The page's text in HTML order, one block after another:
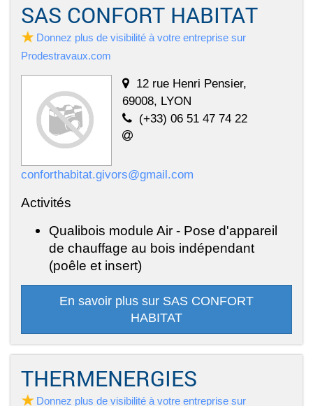
SAS CONFORT HABITAT
Donnez plus de visibilité à votre entreprise sur
Prodestravaux.com
12 rue Henri Pensier,
69008, LYON
(+33) 06 51 47 74 22
conforthabitat.givors@gmail.com
Activités
Qualibois module Air - Pose d'appareil
de chauffage au bois indépendant
(poêle et insert)
En savoir plus sur SAS CONFORT
HABITAT
THERMENERGIES
Donnez plus de visibilité à votre entreprise sur